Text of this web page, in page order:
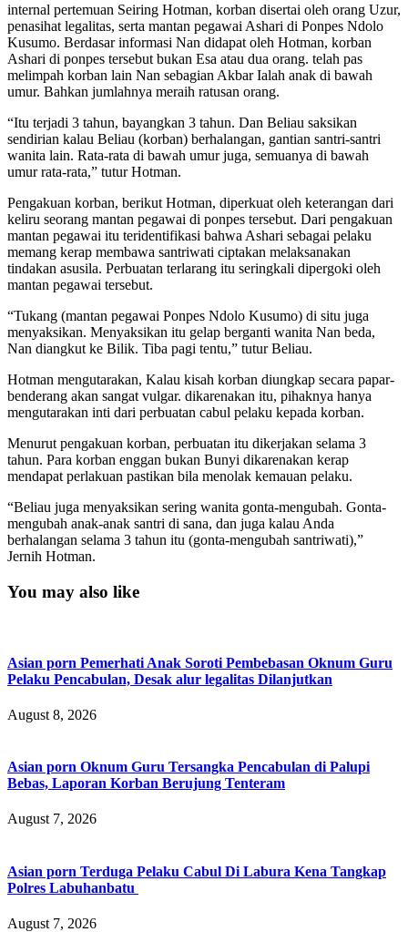
internal pertemuan Seiring Hotman, korban disertai oleh orang Uzur,
penasihat legalitas, serta mantan pegawai Ashari di Ponpes Ndolo
Kusumo. Berdasar informasi Nan didapat oleh Hotman, korban
Ashari di ponpes tersebut bukan Esa atau dua orang. telah pas
melimpah korban lain Nan sebagian Akbar Ialah anak di bawah
umur. Bahkan jumlahnya meraih ratusan orang.
“Itu terjadi 3 tahun, bayangkan 3 tahun. Dan Beliau saksikan
sendirian kalau Beliau (korban) berhalangan, gantian santri-santri
wanita lain. Rata-rata di bawah umur juga, semuanya di bawah
umur rata-rata,” tutur Hotman.
Pengakuan korban, berikut Hotman, diperkuat oleh keterangan dari
keliru seorang mantan pegawai di ponpes tersebut. Dari pengakuan
mantan pegawai itu teridentifikasi bahwa Ashari sebagai pelaku
memang kerap membawa santriwati ciptakan melaksanakan
tindakan asusila. Perbuatan terlarang itu seringkali dipergoki oleh
mantan pegawai tersebut.
“Tukang (mantan pegawai Ponpes Ndolo Kusumo) di situ juga
menyaksikan. Menyaksikan itu gelap berganti wanita Nan beda,
Nan diangkut ke Bilik. Tiba pagi tentu,” tutur Beliau.
Hotman mengutarakan, Kalau kisah korban diungkap secara papar-
benderang akan sangat vulgar. dikarenakan itu, pihaknya hanya
mengutarakan inti dari perbuatan cabul pelaku kepada korban.
Menurut pengakuan korban, perbuatan itu dikerjakan selama 3
tahun. Para korban enggan bukan Bunyi dikarenakan kerap
mendapat perlakuan pastikan bila menolak kemauan pelaku.
“Beliau juga menyaksikan sering wanita gonta-mengubah. Gonta-
mengubah anak-anak santri di sana, dan juga kalau Anda
berhalangan selama 3 tahun itu (gonta-mengubah santriwati),”
Jernih Hotman.
You may also like
Asian porn Pemerhati Anak Soroti Pembebasan Oknum Guru
Pelaku Pencabulan, Desak alur legalitas Dilanjutkan
August 8, 2026
Asian porn Oknum Guru Tersangka Pencabulan di Palupi
Bebas, Laporan Korban Berujung Tenteram
August 7, 2026
Asian porn Terduga Pelaku Cabul Di Labura Kena Tangkap
Polres Labuhanbatu
August 7, 2026